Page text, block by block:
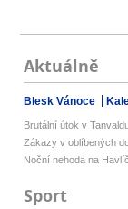
Aktuálně
Blesk Vánoce
Brutální útok v
Zákazy v oblíbených
Noční nehoda na
Sport